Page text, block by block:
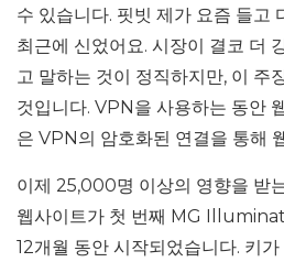
수 있습니다. 핏빗 제가 요즘 들고
최근에 신었어요. 시장이 결코 더
고 말하는 것이 정직하지만, 이 주
것입니다. VPN을 사용하는 동안
은 VPN의 암호화된 연결을 통해
이제 25,000명 이상의 영향을 받
웹사이트가 첫 번째 MG
12개월 동안 시작되었습니다. 키